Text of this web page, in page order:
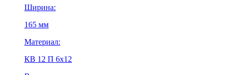
Ширина:
165 мм
Материал:
КВ 12 П 6х12